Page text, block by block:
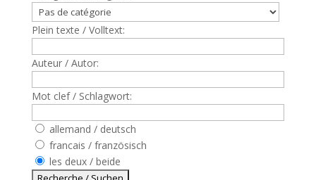
Plein texte / Volltext:
Auteur / Autor:
Mot clef / Schlagwort:
allemand / deutsch
francais / französisch
les deux / beide